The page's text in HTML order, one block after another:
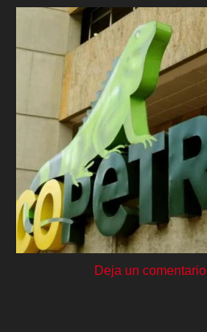
Deja un comentario